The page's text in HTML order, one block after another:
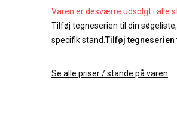
Varen er desværre udsolgt i alle
Tilføj tegneserien til din
specifik stand. Tilføj tegneserien
Se alle priser / stande på varen